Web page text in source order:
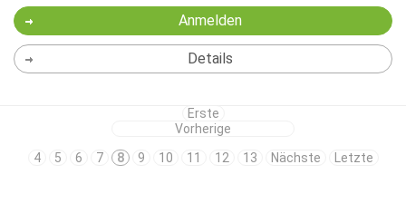
Anmelden
Details
Erste
Vorherige
4
5 6 7 8 9 10 11 12 13 Nächste Letzte